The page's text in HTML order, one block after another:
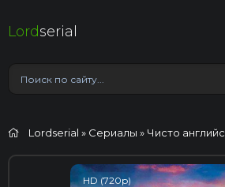
Lordserial
Lordserial » Сериалы » Чисто
HD (720p)